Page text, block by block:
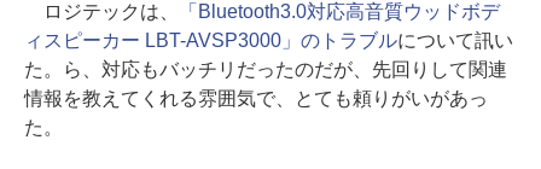
ロジテックは、
「Bluetooth3.0対応高音質ウッドボデ
ィスピーカー LBT-AVSP3000」のトラブルについて訊い
た。ら、対応もバッチリだったのだが、先回りして関連
情報を教えてくれる雰囲気で、とても頼りがいがあっ
た。